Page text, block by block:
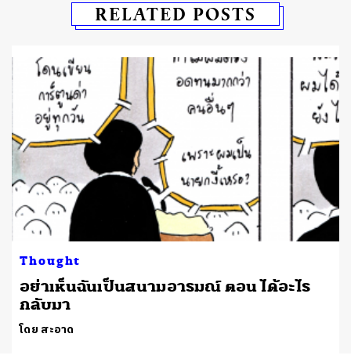
RELATED POSTS
Thought
อย่าเห็นฉันเป็นสนามอารมณ์ ตอน ได้อะไร
กลับมา
โดย สะอาด